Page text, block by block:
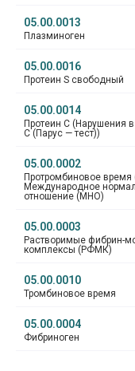
05.00.0013
Плазминоген
05.00.0016
Протеин S свободный
05.00.0014
Протеин С (Нарушения
С (Парус — тест))
05.00.0002
Протромбиновое
Международное
отношение (МНО)
05.00.0003
Растворимые фибрин-
комплексы (РФМК)
05.00.0010
Тромбиновое время
05.00.0004
Фибриноген